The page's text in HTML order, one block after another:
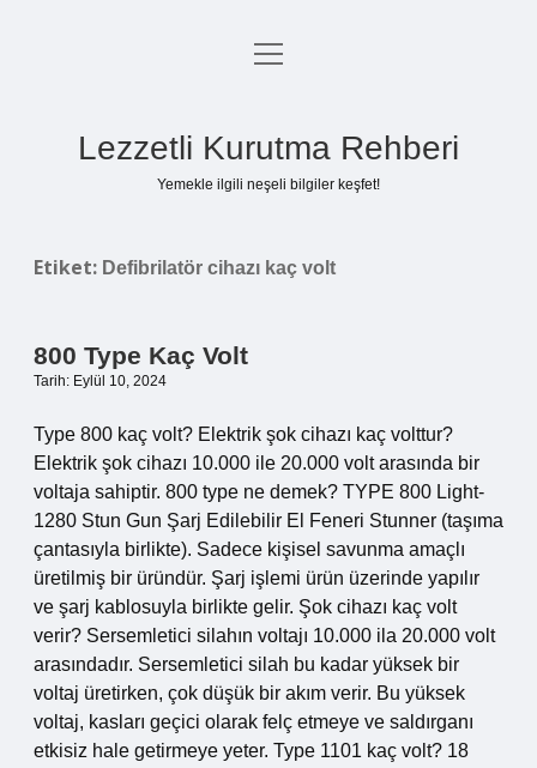
Anasayfa
menüyü
Lezzetli Kurutma Rehberi
Yemekle ilgili neşeli bilgiler keşfet!
Etiket: Defibrilatör cihazı kaç volt
800 Type Kaç Volt
Tarih: Eylül 10, 2024
Type 800 kaç volt? Elektrik şok cihazı kaç volttur?
Elektrik şok cihazı 10.000 ile 20.000 volt arasında bir
voltaja sahiptir. 800 type ne demek? TYPE 800 Light-
1280 Stun Gun Şarj Edilebilir El Feneri Stunner (taşıma
çantasıyla birlikte). Sadece kişisel savunma amaçlı
üretilmiş bir üründür. Şarj işlemi ürün üzerinde yapılır
ve şarj kablosuyla birlikte gelir. Şok cihazı kaç volt
verir? Sersemletici silahın voltajı 10.000 ila 20.000 volt
arasındadır. Sersemletici silah bu kadar yüksek bir
voltaj üretirken, çok düşük bir akım verir. Bu yüksek
voltaj, kasları geçici olarak felç etmeye ve saldırganı
etkisiz hale getirmeye yeter. Type 1101 kaç volt? 18